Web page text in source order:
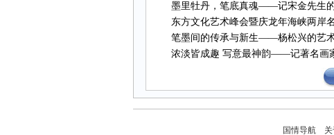
墨里牡丹，笔底真魂——记宋金先生
东方文化艺术峰会暨庆龙年海峡两岸
笔墨间的传承与新生——杨松兴的艺
浓淡皆成趣写意最神韵——记著名画
国情导航